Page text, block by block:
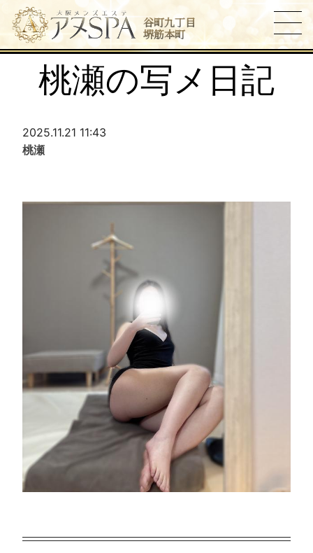
谷町九丁目
堺筋本町
桃瀬の写メ日記
2025.11.21 11:43
桃瀬